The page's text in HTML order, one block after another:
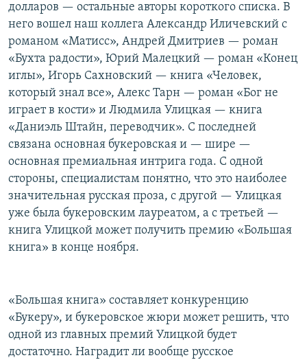
долларов — остальные авторы короткого списка. В
него вошел наш коллега Александр Иличевский с
романом «Матисс», Андрей Дмитриев — роман
«Бухта радости», Юрий Малецкий — роман «Конец
иглы», Игорь Сахновский — книга «Человек,
который знал все», Алекс Тарн — роман «Бог не
играет в кости» и Людмила Улицкая — книга
«Даниэль Штайн, переводчик». С последней
связана основная букеровская и — шире —
основная премиальная интрига года. С одной
стороны, специалистам понятно, что это наиболее
значительная русская проза, с другой — Улицкая
уже была букеровским лауреатом, а с третьей —
книга Улицкой может получить премию «Большая
книга» в конце ноября.
«Большая книга» составляет конкуренцию
«Букеру», и букеровское жюри может решить, что
одной из главных премий Улицкой будет
достаточно. Наградит ли вообще русское